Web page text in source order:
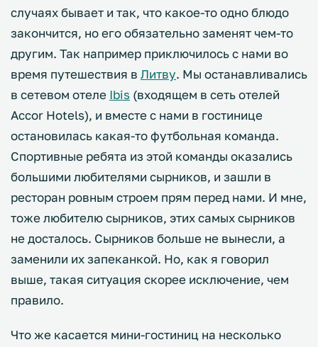
случаях бывает и так, что какое-то одно блюдо
закончится, но его обязательно заменят чем-то
другим. Так например приключилось с нами во
время путешествия в Литву. Мы останавливались
в сетевом отеле Ibis (входящем в сеть отелей
Accor Hotels), и вместе с нами в гостинице
остановилась какая-то футбольная команда.
Спортивные ребята из этой команды оказались
большими любителями сырников, и зашли в
ресторан ровным строем прям перед нами. И мне,
тоже любителю сырников, этих самых сырников
не досталось. Сырников больше не вынесли, а
заменили их запеканкой. Но, как я говорил
выше, такая ситуация скорее исключение, чем
правило.
Что же касается мини-гостиниц на несколько